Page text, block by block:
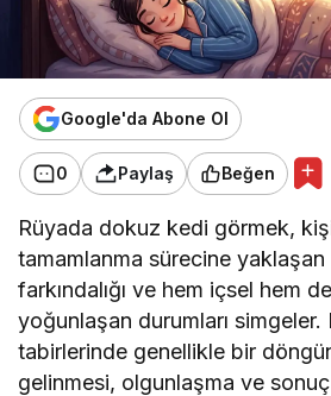
Google'da Abone Ol
0 Paylaş Beğen
Rüyada dokuz kedi görmek,
tamamlanma sürecine yaklaşan
farkındalığı ve hem içsel hem
yoğunlaşan durumları simgeler.
tabirlerinde genellikle bir
gelinmesi, olgunlaşma ve